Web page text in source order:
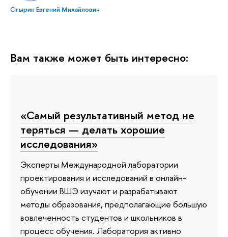
Стырин Евгений Михайлович
Вам также может быть интересно:
«Самый результативный метод не
теряться — делать хорошие
исследования»
Эксперты Международной лаборатории
проектирования и исследований в онлайн-
обучении ВШЭ изучают и разрабатывают
методы образования, предполагающие большую
вовлеченность студентов и школьников в
процесс обучения. Лаборатория активно